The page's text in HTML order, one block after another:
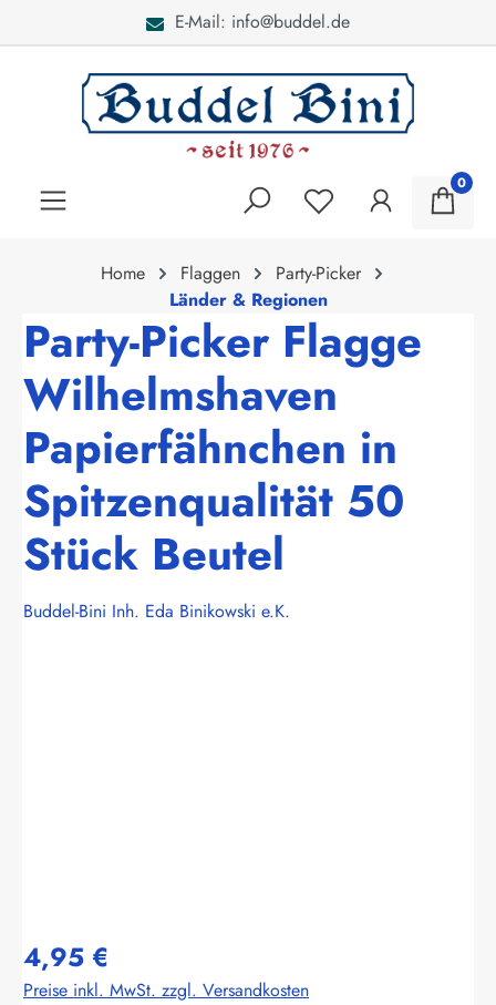
E-Mail: info@buddel.de
0
Home Flaggen
Party-Picker
Länder & Regionen
Party-Picker Flagge
Wilhelmshaven
Papierfähnchen in
Spitzenqualität 50
Stück Beutel
Buddel-Bini Inh. Eda Binikowski e.K.
4,95 €
Preise inkl. MwSt. zzgl. Versandkosten